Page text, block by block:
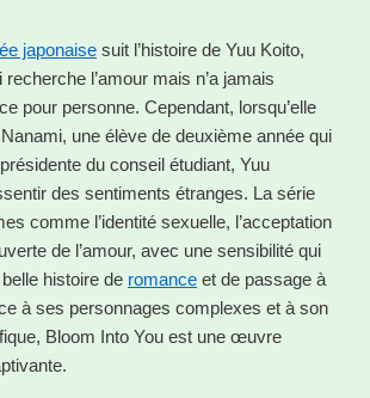
japonaise suit l’histoire de Yuu Koito,
l’amour mais n’a jamais
pour personne. Cependant, lorsqu’elle
une élève de deuxième année qui
du conseil étudiant, Yuu
des sentiments étranges. La série
comme l’identité sexuelle, l’acceptation
de l’amour, avec une sensibilité qui
histoire de romance et de passage à
à ses personnages complexes et à son
Bloom Into You est une œuvre